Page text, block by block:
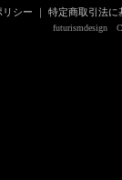
リシー ｜ 特定商取引法に
futurismdesign